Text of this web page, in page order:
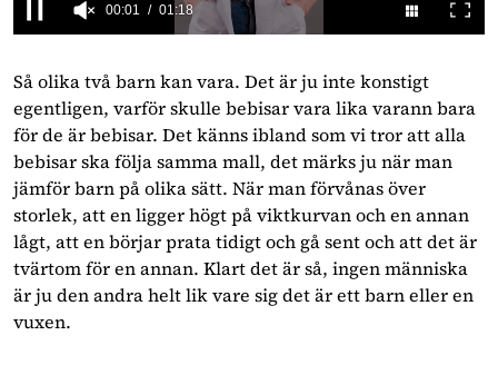
of
1
minute,
18
seconds
00:02 01:18
Så olika två barn kan vara. Det är ju inte konstigt
egentligen, varför skulle bebisar vara lika varann bara
för de är bebisar. Det känns ibland som vi tror att alla
bebisar ska följa samma mall, det märks ju när man
jämför barn på olika sätt. När man förvånas över
storlek, att en ligger högt på viktkurvan och en annan
lågt, att en börjar prata tidigt och gå sent och att det är
tvärtom för en annan. Klart det är så, ingen människa
är ju den andra helt lik vare sig det är ett barn eller en
vuxen.